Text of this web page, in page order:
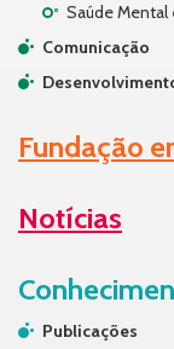
Saúde
Comunicação
Fundação
Notícias
Publicações